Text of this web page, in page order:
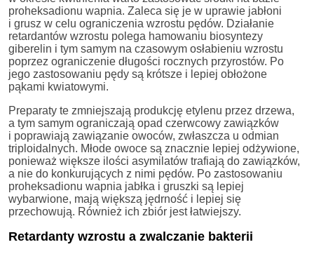
proheksadionu wapnia. Zaleca się je w uprawie jabłoni
i grusz w celu ograniczenia wzrostu pędów. Działanie
retardantów wzrostu polega hamowaniu biosyntezy
giberelin i tym samym na czasowym osłabieniu wzrostu
poprzez ograniczenie długości rocznych przyrostów. Po
jego zastosowaniu pędy są krótsze i lepiej obłożone
pąkami kwiatowymi.
Preparaty te zmniejszają produkcję etylenu przez drzewa,
a tym samym ograniczają opad czerwcowy zawiązków
i poprawiają zawiązanie owoców, zwłaszcza u odmian
triploidalnych. Młode owoce są znacznie lepiej odżywione,
ponieważ większe ilości asymilatów trafiają do zawiązków,
a nie do konkurujących z nimi pędów. Po zastosowaniu
proheksadionu wapnia jabłka i gruszki są lepiej
wybarwione, mają większą jędrność i lepiej się
przechowują. Również ich zbiór jest łatwiejszy.
Retardanty wzrostu a zwalczanie bakterii